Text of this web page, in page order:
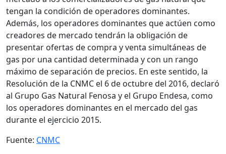
tengan la condición de operadores dominantes.
Además, los operadores dominantes que actúen como
creadores de mercado tendrán la obligación de
presentar ofertas de compra y venta simultáneas de
gas por una cantidad determinada y con un rango
máximo de separación de precios. En este sentido, la
Resolución de la CNMC el 6 de octubre del 2016, declaró
al Grupo Gas Natural Fenosa y el Grupo Endesa, como
los operadores dominantes en el mercado del gas
durante el ejercicio 2015.
Fuente: CNMC